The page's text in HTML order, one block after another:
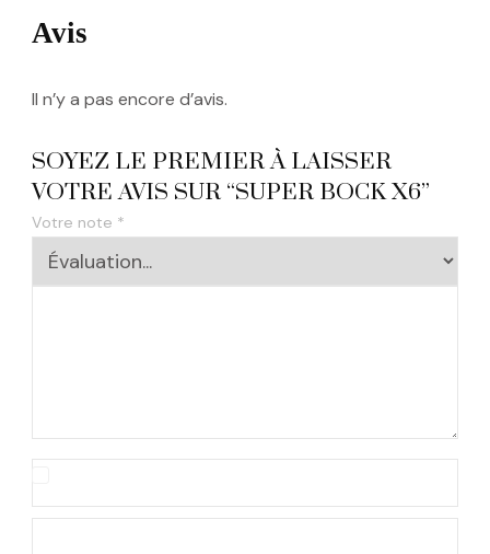
Avis
Il n’y a pas encore d’avis.
SOYEZ LE PREMIER À LAISSER
VOTRE AVIS SUR “SUPER BOCK X6”
Votre note *